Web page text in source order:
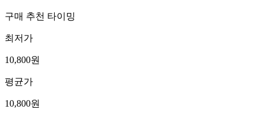
구매 추천 타이밍
최저가
10,800원
평균가
10,800원